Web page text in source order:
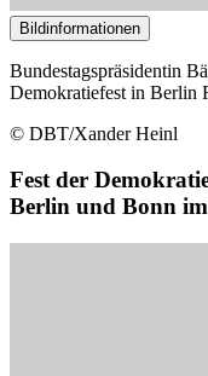
Bildinformationen
Bundestagspräsidentin
Demokratiefest in Berlin
© DBT/Xander Heinl
Fest der
Berlin und Bonn